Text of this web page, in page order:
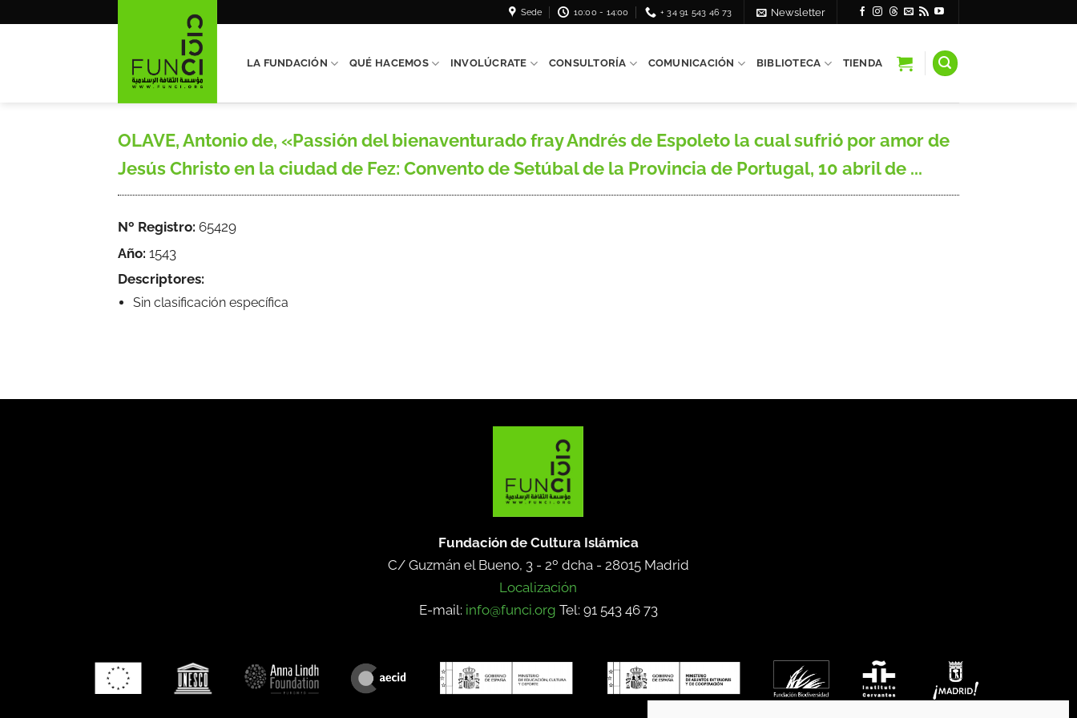
Sede 10:00 - 14:00 + 34 91 543 46 73 Newsletter
LA FUNDACIÓN QUÉ HACEMOS INVOLÚCRATE CONSULTORÍA COMUNICACIÓN BIBLIOTECA TIENDA
OLAVE, Antonio de, «Passión del bienaventurado fray Andrés de Espoleto la cual sufrió por amor de
Jesús Christo en la ciudad de Fez: Convento de Setúbal de la Provincia de Portugal, 10 abril de ...
Nº Registro: 65429
Año: 1543
Descriptores:
Sin clasificación específica
Fundación de Cultura Islámica
C/ Guzmán el Bueno, 3 - 2º dcha - 28015 Madrid
Localización
E-mail: info@funci.org Tel: 91 543 46 73